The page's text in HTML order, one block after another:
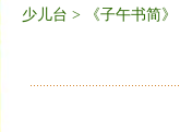
少儿台 > 《子午书简》